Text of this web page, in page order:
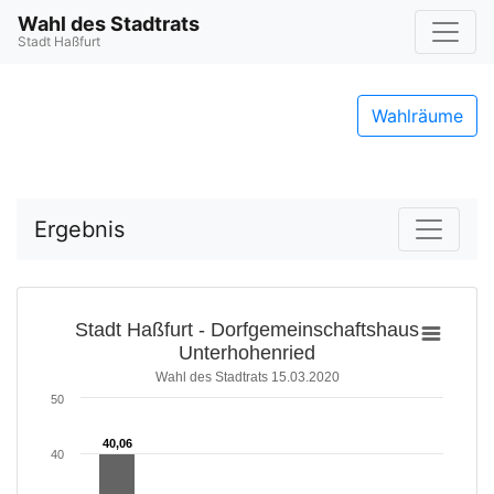
Wahl des Stadtrats
Stadt Haßfurt
Wahlräume
Ergebnis
Stadt Haßfurt - Dorfgemeinschaftshaus
Unterhohenried
Wahl des Stadtrats 15.03.2020
40,06
40,06
40
50